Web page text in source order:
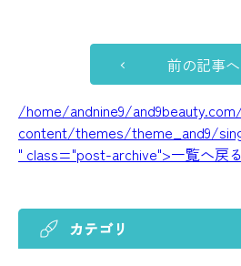
前の記事へ
/home/andnine9/
content/themes/theme_and9/
" class="post-archive">一覧へ戻る
カテゴリ